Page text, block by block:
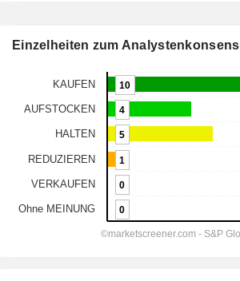
Einzelheiten zum Analystenkonsens